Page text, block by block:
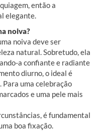
então a
elegante.
noiva?
noiva deve ser
natural. Sobretudo, ela
a confiante e radiante
diurno, o ideal é
uma celebração
e uma pele mais
é fundamental
boa fixação.